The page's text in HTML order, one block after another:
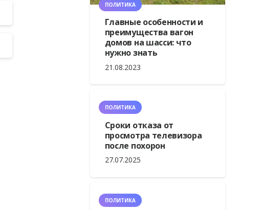
ПОЛИТИКА
Главные особенности и
преимущества вагон
домов на шасси: что
нужно знать
21.08.2023
ПОЛИТИКА
Сроки отказа от
просмотра телевизора
после похорон
27.07.2025
ПОЛИТИКА